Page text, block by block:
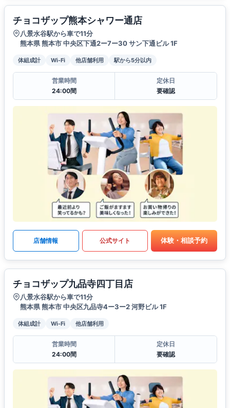
チョコザップ熊本シャワー通店
八景水谷駅から車で11分
熊本県 熊本市 中央区下通2ー7ー30 サン下通ビル 1F
体組成計 Wi-Fi 他店舗利用 駅から5分以内
営業時間
24:00間
定休日
要確認
店舗情報 公式サイト 体験・相談予約
チョコザップ九品寺四丁目店
八景水谷駅から車で11分
熊本県 熊本市 中央区九品寺4ー3ー2 河野ビル 1F
体組成計 Wi-Fi 他店舗利用
営業時間
24:00間
定休日
要確認